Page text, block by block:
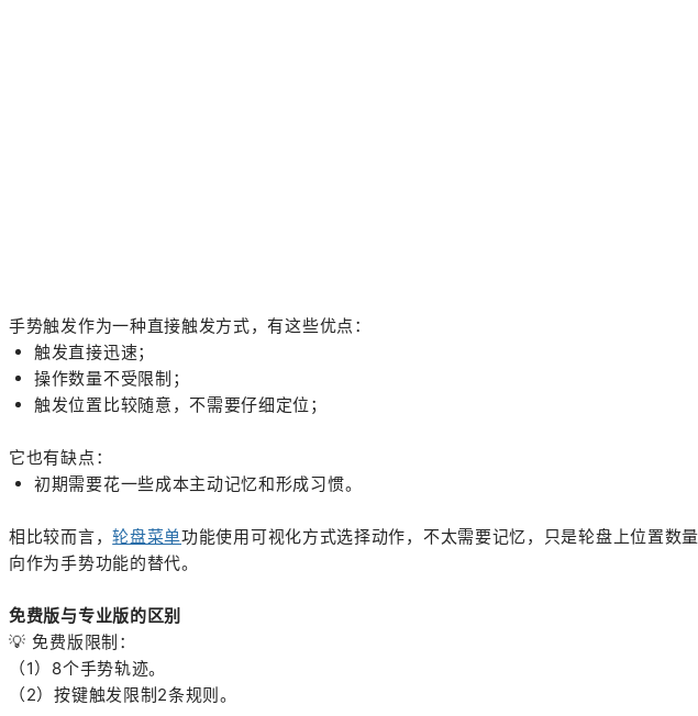
手势触发作为一种直接触发方式，有这些优点：
触发直接迅速；
操作数量不受限制；
触发位置比较随意，不需要仔细定位；
它也有缺点：
初期需要花一些成本主动记忆和形成习惯。
相比较而言，轮盘菜单功能使用可视化方式选择动作，不太需要记忆，只是轮盘上位置数
向作为手势功能的替代。
免费版与专业版的区别
💡 免费版限制：
（1）8个手势轨迹。
（2）按键触发限制2条规则。